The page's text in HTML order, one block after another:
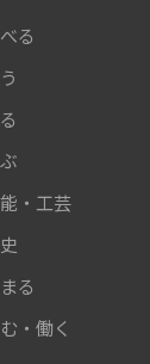
る
・工芸
る
・働く